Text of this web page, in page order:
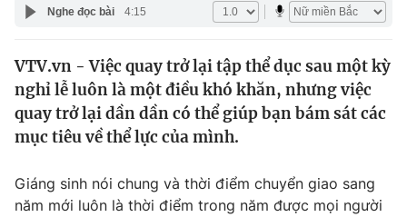
Y tế
Thế giới
Tin tức
Thế giới đó đây
Câu chuyện quốc tế
Kinh tế
Thị trường
Dữ liệu và đời sống
Nghe đọc bài 4:15
VTV.vn - Việc quay trở lại tập thể dục sau một kỳ
nghỉ lễ luôn là một điều khó khăn, nhưng việc
quay trở lại dần dần có thể giúp bạn bám sát các
mục tiêu về thể lực của mình.
Giáng sinh nói chung và thời điểm chuyển giao sang
năm mới luôn là thời điểm trong năm được mọi người